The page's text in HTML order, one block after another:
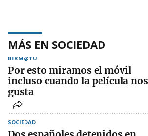
MÁS EN SOCIEDAD
BERM@TU
Por esto miramos el móvil
incluso cuando la película nos
gusta
SOCIEDAD